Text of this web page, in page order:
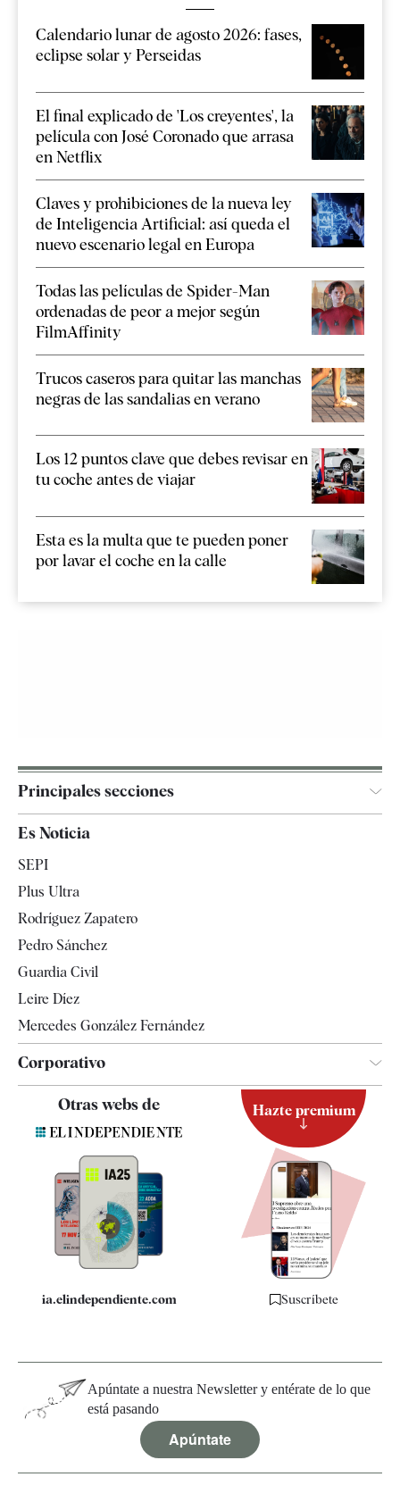
Calendario lunar de agosto 2026: fases,
eclipse solar y Perseidas
El final explicado de 'Los creyentes', la
película con José Coronado que arrasa
en Netflix
Claves y prohibiciones de la nueva ley
de Inteligencia Artificial: así queda el
nuevo escenario legal en Europa
Todas las películas de Spider-Man
ordenadas de peor a mejor según
FilmAffinity
Trucos caseros para quitar las manchas
negras de las sandalias en verano
Los 12 puntos clave que debes revisar en
tu coche antes de viajar
Esta es la multa que te pueden poner
por lavar el coche en la calle
Principales secciones
España
Televisión
Es Noticia
SEPI
Plus Ultra
Rodríguez Zapatero
Pedro Sánchez
Guardia Civil
Leire Díez
Mercedes González Fernández
Corporativo
Contacto
Quiénes somos
Especificaciones
Otras webs de
ia.elindependiente.com
Hazte premium
Suscríbete
Apúntate a nuestra Newsletter y entérate de lo que
está pasando
Apúntate